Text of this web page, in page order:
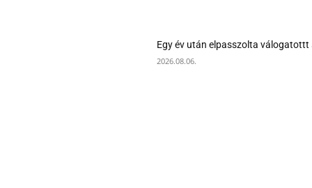
Egy év után elpasszolta
2026.08.06.